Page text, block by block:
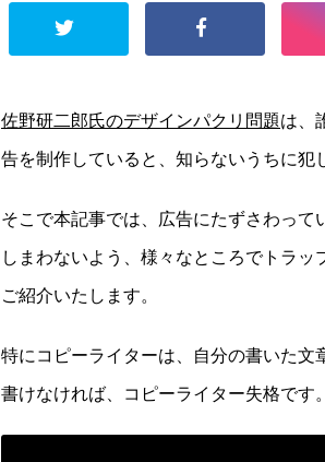
佐野研二郎氏のデザインパクリ問題は、
告を制作していると、知らないうちに犯
そこで本記事では、広告にたずさわっ
しまわないよう、様々なところでトラ
ご紹介いたします。
特にコピーライターは、自分の書いた
書けなければ、コピーライター失格です。